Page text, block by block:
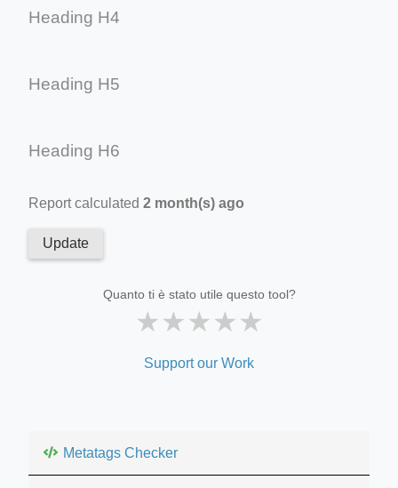
Heading H4
Heading H5
Heading H6
Report calculated 2 month(s) ago
Update
Quanto ti è stato utile questo tool?
★★★★★
Support our Work
Metatags Checker